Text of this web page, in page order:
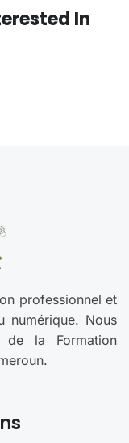
In
professionnel et
numérique. Nous
de la Formation